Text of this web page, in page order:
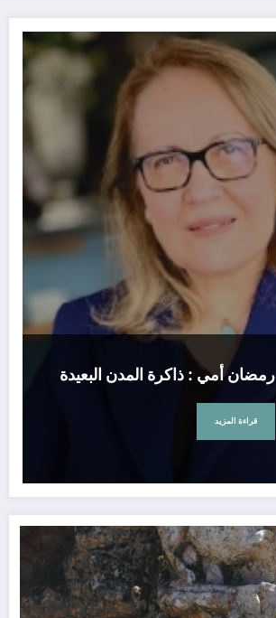
رمضان أمي : ذاكرة المدن البعيدة
قراءة المزيد